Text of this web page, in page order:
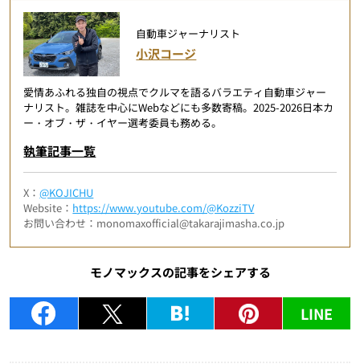
自動車ジャーナリスト
小沢コージ
愛情あふれる独自の視点でクルマを語るバラエティ自動車ジャー
ナリスト。雑誌を中心にWebなどにも多数寄稿。2025-2026日本カ
ー・オブ・ザ・イヤー選考委員も務める。
執筆記事一覧
X：@KOJICHU
Website： https://www.youtube.com/@KozziTV
お問い合わせ：monomaxofficial@takarajimasha.co.jp
モノマックスの記事をシェアする
LINE